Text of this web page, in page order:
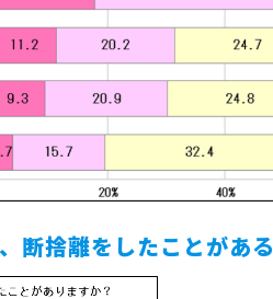
断捨離をしたことがある